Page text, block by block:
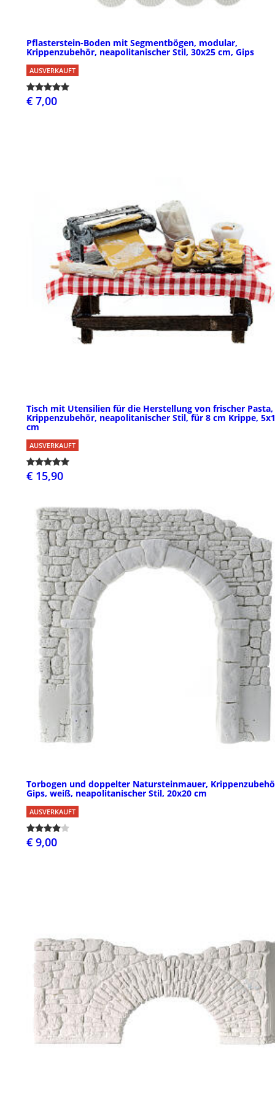
Pflasterstein-Boden mit Segmentbögen, modular,
Krippenzubehör, neapolitanischer Stil, 30x25 cm, Gips
AUSVERKAUFT
€ 7,00
Tisch mit Utensilien für die Herstellung von frischer Pasta,
Krippenzubehör, neapolitanischer Stil, für 8 cm Krippe,
cm
AUSVERKAUFT
€ 15,90
Torbogen und doppelter Natursteinmauer,
Gips, weiß, neapolitanischer Stil, 20x20 cm
AUSVERKAUFT
€ 9,00